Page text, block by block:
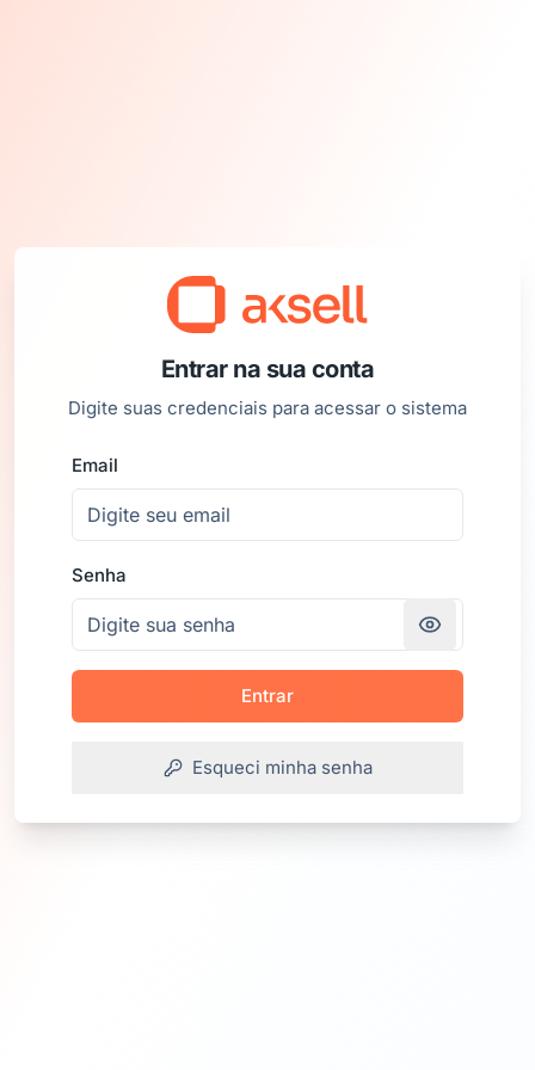
Entrar na sua conta
Digite suas credenciais para acessar o sistema
Email
Senha
Entrar
Esqueci minha senha